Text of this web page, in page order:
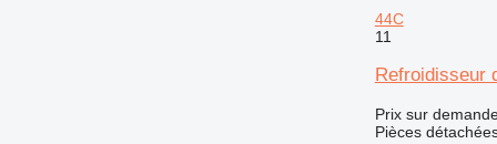
44C
11
Refroidisseur
Prix sur
Pièces